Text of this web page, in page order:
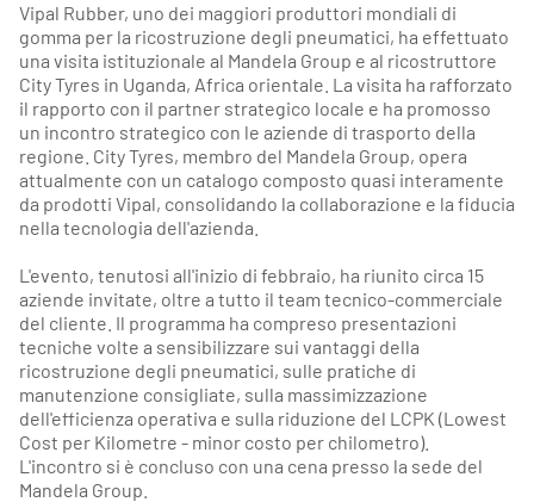
Vipal Rubber, uno dei maggiori produttori mondiali di
gomma per la ricostruzione degli pneumatici, ha effettuato
una visita istituzionale al Mandela Group e al ricostruttore
City Tyres in Uganda, Africa orientale. La visita ha rafforzato
il rapporto con il partner strategico locale e ha promosso
un incontro strategico con le aziende di trasporto della
regione. City Tyres, membro del Mandela Group, opera
attualmente con un catalogo composto quasi interamente
da prodotti Vipal, consolidando la collaborazione e la fiducia
nella tecnologia dell'azienda.
L'evento, tenutosi all'inizio di febbraio, ha riunito circa 15
aziende invitate, oltre a tutto il team tecnico-commerciale
del cliente. Il programma ha compreso presentazioni
tecniche volte a sensibilizzare sui vantaggi della
ricostruzione degli pneumatici, sulle pratiche di
manutenzione consigliate, sulla massimizzazione
dell'efficienza operativa e sulla riduzione del LCPK (Lowest
Cost per Kilometre - minor costo per chilometro).
L'incontro si è concluso con una cena presso la sede del
Mandela Group.